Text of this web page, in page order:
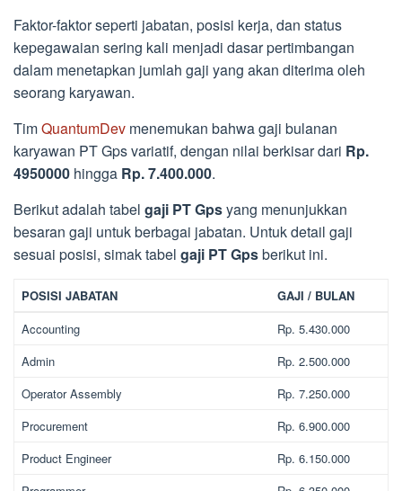
Faktor-faktor seperti jabatan, posisi kerja, dan status
kepegawaian sering kali menjadi dasar pertimbangan
dalam menetapkan jumlah gaji yang akan diterima oleh
seorang karyawan.
TimQuantumDev menemukan bahwa gaji bulanan
karyawan PT Gps variatif, dengan nilai berkisar dari Rp.
4950000 hingga Rp. 7.400.000.
Berikut adalah tabel gaji PT Gpsyang menunjukkan
besaran gaji untuk berbagai jabatan. Untuk detail gaji
sesuai posisi, simak tabel gaji PT Gpsberikut ini.
POSISI JABATAN
GAJI / BULAN
Accounting
Rp. 5.430.000
Admin
Rp. 2.500.000
Operator Assembly
Rp. 7.250.000
Procurement
Rp. 6.900.000
Product Engineer
Rp. 6.150.000